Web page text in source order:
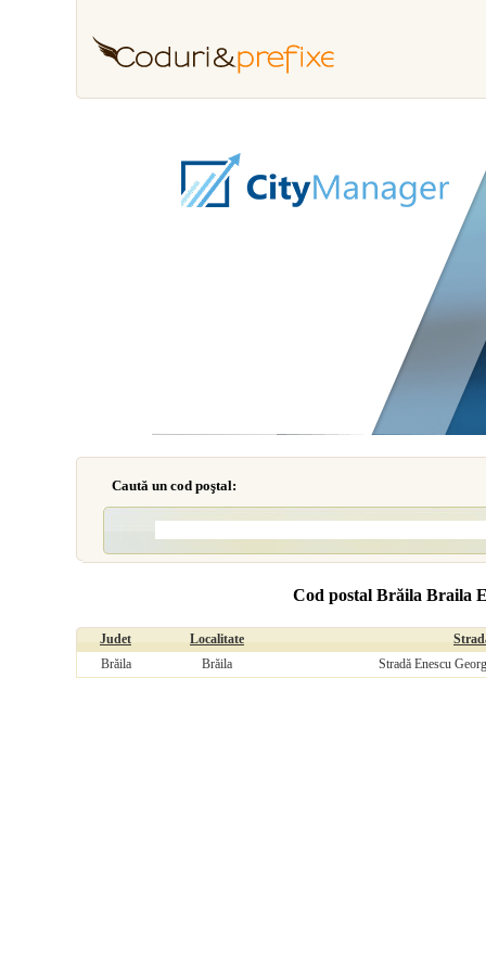
Caută un cod poştal:
Cod postal Brăila Braila
Judet Localitate
Brăila
Brăila Stradă Enescu